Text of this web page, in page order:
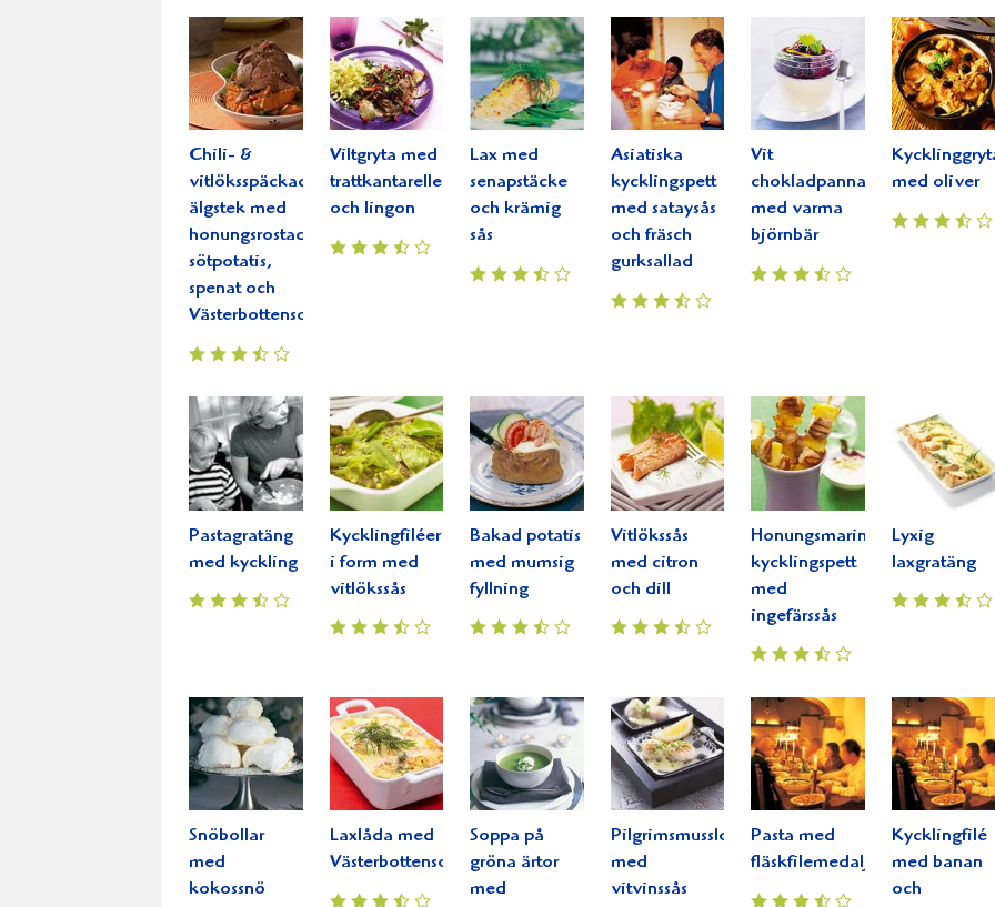
Chili- &
vitlöksspäckad
älgstek med
honungsrostad
sötpotatis,
spenat och
Västerbottensost
Viltgryta med
trattkantareller
och lingon
Lax med
senapstäcke
och krämig
sås
Asiatiska
kycklingspett
med sataysås
och fräsch
gurksallad
Vit
chokladpannacotta
med varma
björnbär
med oliver
Pastagratäng
med kyckling
Kycklingfiléer
i form med
vitlökssås
Bakad potatis
med mumsig
fyllning
Vitlökssås
med citron
och dill
Honungsmarinerade
kycklingspett
med
ingefärssås
Lyxig
laxgratäng
Snöbollar
med
kokossnö
Laxlåda med
Västerbottensost®
Soppa på
gröna ärtor
med
Pilgrimsmusslor
med
vitvinssås
Pasta med
fläskfilemedaljonger
Kycklingfilé
med banan
och